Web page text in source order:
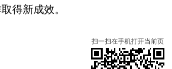
得新成效。
扫一扫在手机打开当前页